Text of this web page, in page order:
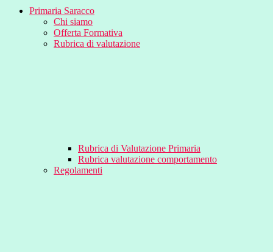
Primaria Saracco
Chi siamo
Offerta Formativa
Rubrica di valutazione
Rubrica di Valutazione Primaria
Rubrica valutazione comportamento
Regolamenti